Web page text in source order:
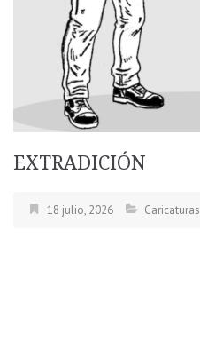
EXTRADICIÓN
18 julio, 2026 Caricaturas